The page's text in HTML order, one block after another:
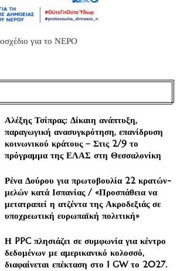
για το ΝΕΡΟ
Αλέξης Τσίπρας: Δίκαιη ανάπτυξη,
παραγωγική ανασυγκρότηση, επανίδρυση
κοινωνικού κράτους – Στις 2/9 το
πρόγραμμα της ΕΛΑΣ στη Θεσσαλονίκη
Ρένα Δούρου για πρωτοβουλία 22 κρατών-
μελών κατά Ισπανίας / «Προσπάθεια να
μετατραπεί η ατζέντα της Ακροδεξιάς σε
υποχρεωτική ευρωπαϊκή πολιτική»
Η PPC πλησιάζει σε συμφωνία για κέντρο
δεδομένων με αμερικανικό κολοσσό,
διαφαίνεται επέκταση στο 1 GW το 2027.